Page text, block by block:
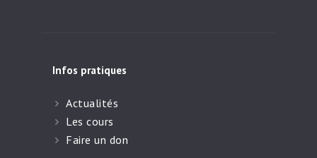
Infos pratiques
Actualités
Les cours
Faire un don